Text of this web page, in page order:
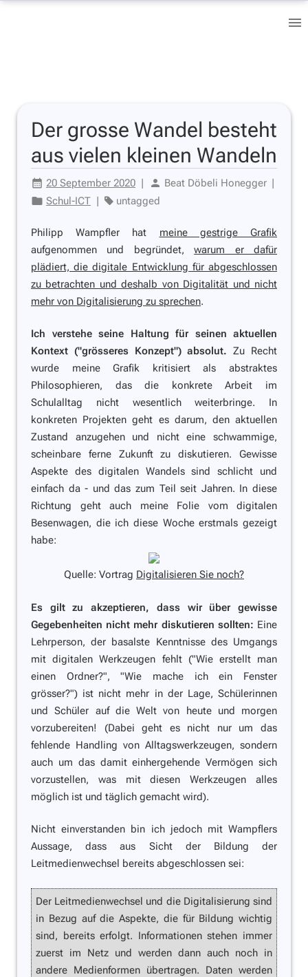
Der grosse Wandel besteht
aus vielen kleinen Wandeln
20 September 2020 | Beat Döbeli Honegger |
Schul-ICT | untagged
Philipp Wampfler hat meine gestrige Grafik
aufgenommen und begründet,warum er dafür
plädiert, die digitale Entwicklung für abgeschlossen
zu betrachten und deshalb von Digitalität und nicht
mehr von Digitalisierung zu sprechen.
Ich verstehe seine Haltung für seinen aktuellen
Kontext ("grösseres Konzept") absolut. Zu Recht
wurde meine Grafik kritisiert als abstraktes
Philosophieren, das die konkrete Arbeit im
Schulalltag nicht wesentlich weiterbringe. In
konkreten Projekten geht es darum, den aktuellen
Zustand anzugehen und nicht eine schwammige,
scheinbare ferne Zukunft zu diskutieren. Gewisse
Aspekte des digitalen Wandels sind schlicht und
einfach da - und das zum Teil seit Jahren. In diese
Richtung geht auch meine Folie vom digitalen
Besenwagen, die ich diese Woche erstmals gezeigt
habe:
Quelle: Vortrag Digitalisieren Sie noch?
Es gilt zu akzeptieren, dass wir über gewisse
Gegebenheiten nicht mehr diskutieren sollten: Eine
Lehrperson, der basalste Kenntnisse des Umgangs
mit digitalen Werkzeugen fehlt ("Wie erstellt man
einen Ordner?", "Wie mache ich ein Fenster
grösser?") ist nicht mehr in der Lage, Schülerinnen
und Schüler auf die Welt von heute und morgen
vorzubereiten! (Dabei geht es nicht nur um das
fehlende Handling von Alltagswerkzeugen, sondern
auch um das damit einhergehende Vermögen sich
vorzustellen, was mit diesen Werkzeugen alles
möglich ist und täglich gemacht wird).
Nicht einverstanden bin ich jedoch mit Wampflers
Aussage, dass aus Sicht der Bildung der
Leitmedienwechsel bereits abgeschlossen sei:
Der Leitmedienwechsel und die Digitalisierung sind
in Bezug auf die Aspekte, die für Bildung wichtig
sind, bereits erfolgt. Informationen stehen immer
zuerst im Netz und werden dann auch noch in
andere Medienformen übertragen. Daten werden